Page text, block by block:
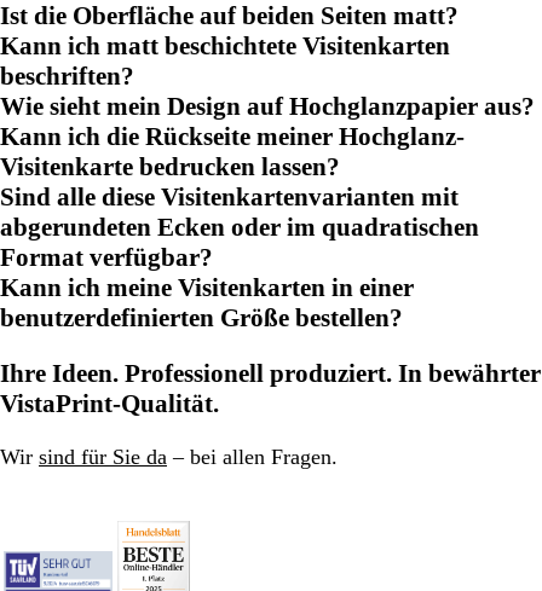
Ist die Oberfläche auf beiden Seiten matt?
Kann ich matt beschichtete Visitenkarten
beschriften?
Wie sieht mein Design auf Hochglanzpapier aus?
Kann ich die Rückseite meiner Hochglanz-
Visitenkarte bedrucken lassen?
Sind alle diese Visitenkartenvarianten mit
abgerundeten Ecken oder im quadratischen
Format verfügbar?
Kann ich meine Visitenkarten in einer
benutzerdefinierten Größe bestellen?
Ihre Ideen. Professionell produziert. In bewährter
VistaPrint-Qualität.
Wir sind für Sie da – bei allen Fragen.